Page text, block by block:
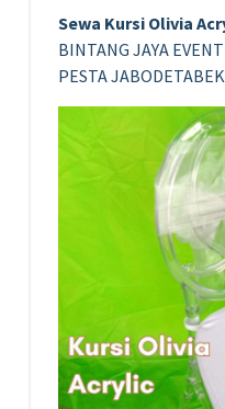
Sewa Kursi Olivia
BINTANG JAYA
PESTA